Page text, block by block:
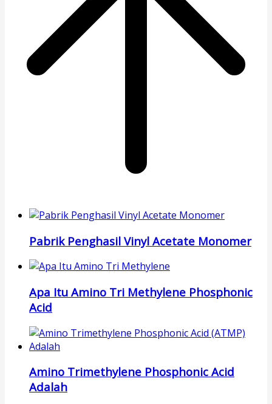
Pabrik Penghasil Vinyl Acetate Monomer
Apa Itu Amino Tri Methylene Phosphonic
Acid
Amino Trimethylene Phosphonic Acid
Adalah